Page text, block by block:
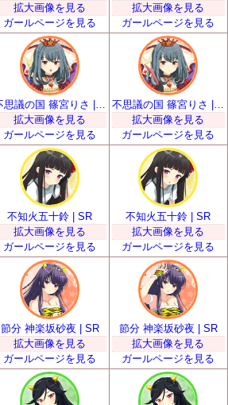
拡大画像を見る
ガールページを見る
拡大画像を見る
ガールページを見る
不思議の国 篠宮りさ | SR
拡大画像を見る
ガールページを見る
不思議の国 篠宮りさ | SR
拡大画像を見る
ガールページを見る
不知火五十鈴 | SR
拡大画像を見る
ガールページを見る
不知火五十鈴 | SR
拡大画像を見る
ガールページを見る
節分 神楽坂砂夜 | SR
拡大画像を見る
ガールページを見る
節分 神楽坂砂夜 | SR
拡大画像を見る
ガールページを見る